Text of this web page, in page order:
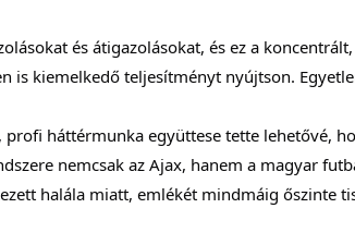
és átigazolásokat, és ez a
is kiemelkedő teljesítményt nyújtson.
háttérmunka együttese tette lehetővé,
nemcsak az Ajax, hanem a magyar
halála miatt, emlékét mindmáig őszinte